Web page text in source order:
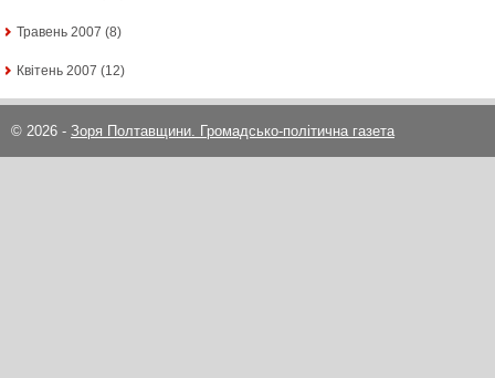
Травень 2007 (8)
Квітень 2007 (12)
© 2026 - Зоря Полтавщини. Громадсько-політична газета